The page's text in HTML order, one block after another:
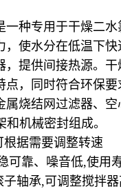
种专用于干燥二
使水分在低温下
提供间接热源。
，同时符合环保要
烧结网过滤器、
机械密封组成。
据需要调整转速
可靠、噪音低,使用
子轴承,可调整搅拌